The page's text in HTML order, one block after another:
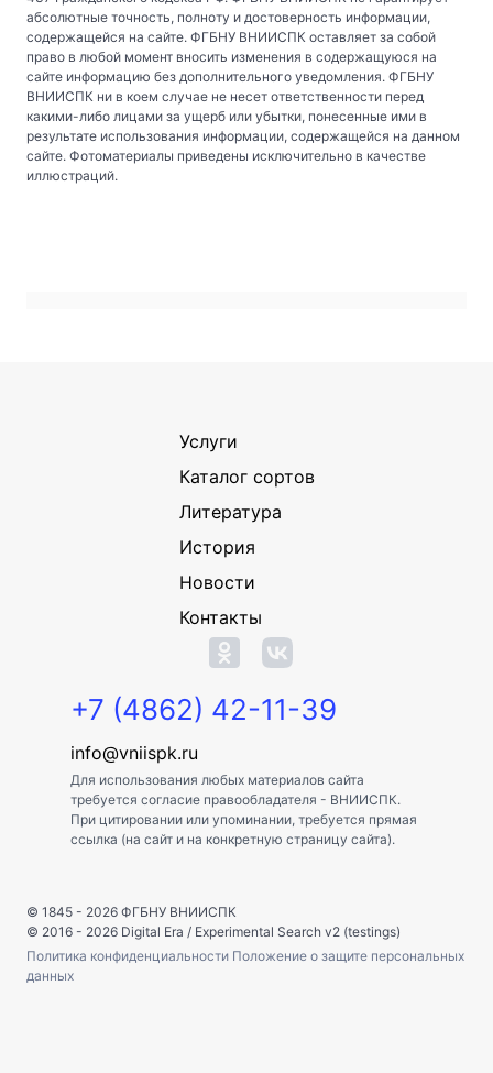
абсолютные точность, полноту и достоверность информации,
содержащейся на сайте. ФГБНУ ВНИИСПК оставляет за собой
право в любой момент вносить изменения в содержащуюся на
сайте информацию без дополнительного уведомления. ФГБНУ
ВНИИСПК ни в коем случае не несет ответственности перед
какими-либо лицами за ущерб или убытки, понесенные ими в
результате использования информации, содержащейся на данном
сайте. Фотоматериалы приведены исключительно в качестве
иллюстраций.
Услуги
Каталог сортов
Литература
История
Новости
Контакты
+7 (4862) 42-11-39
info@vniispk.ru
Для использования любых материалов сайта
требуется согласие правообладателя - ВНИИСПК.
При цитировании или упоминании, требуется прямая
ссылка (на сайт и на конкретную страницу сайта).
© 1845 - 2026 ФГБНУ ВНИИСПК
© 2016 - 2026 Digital Era / Experimental Search v2 (testings)
Политика конфиденциальности Положение о защите персональных
данных